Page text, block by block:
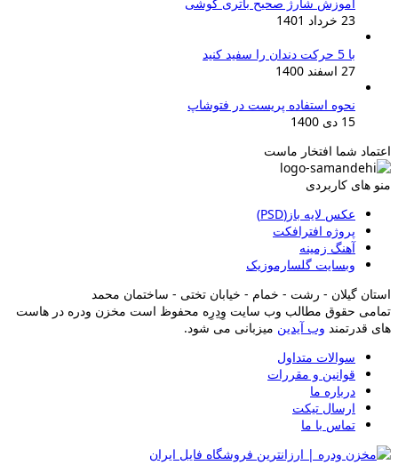
23 خرداد 1401
با 5 حرکت دندان را سفید کنید
27 اسفند 1400
نحوه استفاده پریست در فتوشاپ
15 دی 1400
اعتماد شما افتخار ماست
منو های کاربردی
عکس لایه باز(PSD)
پروژه افترافکت
آهنگ زمینه
وبسایت گلسارموزیک
استان گیلان - رشت - خمام - خیابان تختی - ساختمان محمد
تمامی حقوق مطالب وب سایت وِدِرِه محفوظ است مخزن ودره در هاست
های قدرتمند وب آیدین میزبانی می شود.
سوالات متداول
قوانین و مقررات
درباره ما
ارسال تیکت
تماس با ما